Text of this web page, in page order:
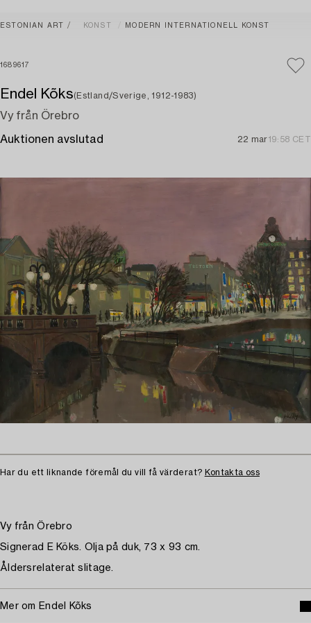
ESTONIAN ART KONST MODERN INTERNATIONELL KONST
1689617
Endel Kõks(Estland/Sverige, 1912-1983)
Vy från Örebro
Auktionen avslutad 22 mar19:58 CET
Har du ett liknande föremål du vill få värderat? Kontakta oss
Vy från Örebro
Signerad E Köks. Olja på duk, 73 x 93 cm.
Åldersrelaterat slitage.
Mer om Endel Kõks